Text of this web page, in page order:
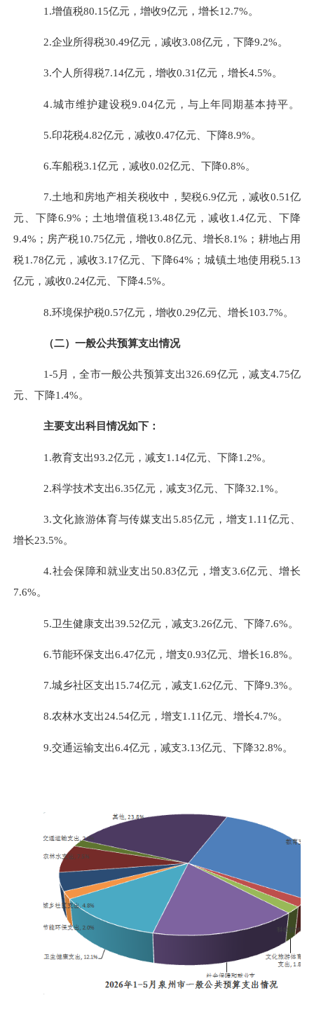
1.增值税80.15亿元，增收9亿元，增长12.7%。
2.企业所得税30.49亿元，减收3.08亿元，下降9.2%。
3.个人所得税7.14亿元，增收0.31亿元，增长4.5%。
4.城市维护建设税9.04亿元， 与上年同期基本持平。
5.印花税4.82亿元， 减收0.47亿元、下降8.9%。
6.车船税3.1亿元，减收0.02亿元、下降0.8%。
7.土地和房地产相关税收中， 契税6.9亿元，减收0.51亿
元、下降6.9% ； 土地增值税13.48亿元，减收1.4亿元、下降
9.4% ；房产税10.75亿元，增收0.8亿元、增长8.1% ；耕地占用
税1.78亿元，减收3.17亿元、下降64% ；城镇土地使用税5.13
亿元，减收0.24亿元、下降4.5%。
8.环境保护税0.57亿元，增收0.29亿元、增长103.7%。
（二）一般公共预算支出情况
1-5 月，全市一般公共预算支出326.69亿元，减支4.75亿
元、下降1.4%。
主要支出科目情况如下：
1.教育支出93.2亿元，减支1.14亿元、下降1.2%。
2.科学技术支出6.35亿元，减支3亿元、下降32.1%。
3.文化旅游体育与传媒支出 5.85亿元， 增支1.11 亿元、
增长23.5%。
4.社会保障和就业支出 50.83亿元，增支3.6亿元、增长
7.6%。
5.卫生健康支出39.52亿元，减支3.26亿元、下降7.6%。
6.节能环保支出6.47亿元，增支0.93亿元、增长16.8%。
7.城乡社区支出15.74亿元，减支1.62亿元、下降9.3%。
8.农林水支出24.54亿元，增支1.11亿元、增长4.7%。
9.交通运输支出6.4亿元，减支3.13亿元、下降32.8%。